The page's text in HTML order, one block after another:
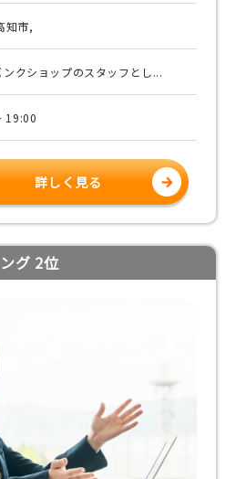
知市,
ンクショップのスタッフとし...
19:00
詳しく見る
グ 2位